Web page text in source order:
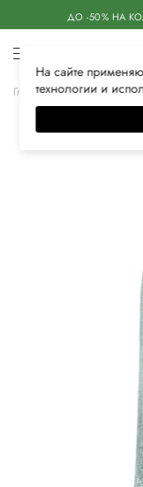
ДО -50% НА
Главная Женская
На сайте
технологии и